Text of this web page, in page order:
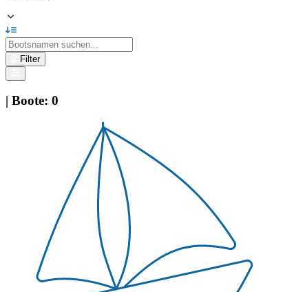
Filter
| Boote: 0